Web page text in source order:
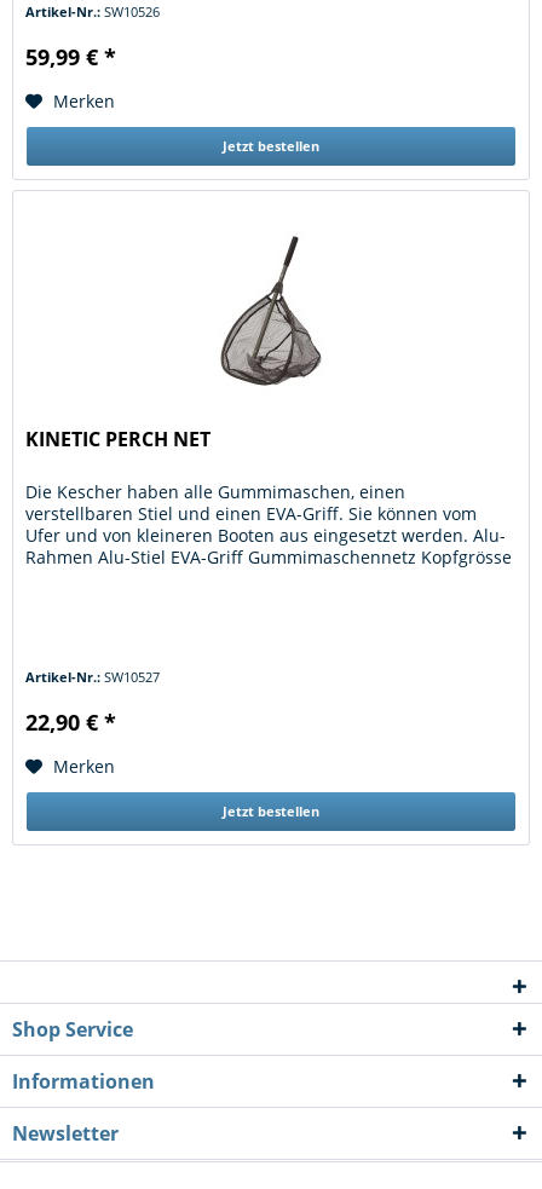
Artikel-Nr.: SW10526
59,99 € *
Merken
Jetzt bestellen
KINETIC PERCH NET
Die Kescher haben alle Gummimaschen, einen
verstellbaren Stiel und einen EVA-Griff. Sie können vom
Ufer und von kleineren Booten aus eingesetzt werden. Alu-
Rahmen Alu-Stiel EVA-Griff Gummimaschennetz Kopfgrösse
Artikel-Nr.: SW10527
22,90 € *
Merken
Jetzt bestellen
Shop Service
Informationen
Newsletter